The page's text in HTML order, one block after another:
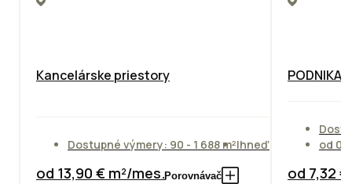
Kancelárske priestory
Dostupné výmery: 90 - 1 688 m²Ihneď
od 13,90 € m²/mes.Porovnávač
od
od 7,32